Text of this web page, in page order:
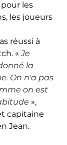
les
les joueurs
réussi à
« Je
la
On n'a pas
on est
»,
capitaine
Jean.